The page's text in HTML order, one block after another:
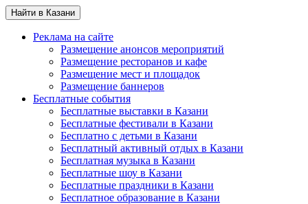
Найти в Казани
Реклама на сайте
Размещение анонсов мероприятий
Размещение ресторанов и кафе
Размещение мест и площадок
Размещение баннеров
Бесплатные события
Бесплатные выставки в Казани
Бесплатные фестивали в Казани
Бесплатно с детьми в Казани
Бесплатный активный отдых в Казани
Бесплатная музыка в Казани
Бесплатные шоу в Казани
Бесплатные праздники в Казани
Бесплатное образование в Казани